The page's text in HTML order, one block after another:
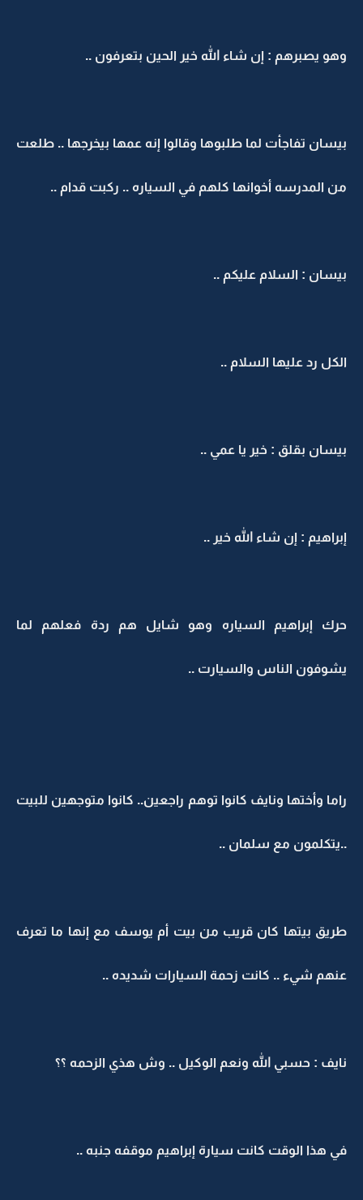
وهو يصبرهم : إن شاء الله خير الحين بتعرفون ..
بيسان تفاجأت لما طلبوها وقالوا إنه عمها بيخرجها .. طلعت
من المدرسه أخوانها كلهم في السياره .. ركبت قدام ..
بيسان : السلام عليكم ..
الكل رد عليها السلام ..
بيسان بقلق : خير يا عمي ..
إبراهيم : إن شاء الله خير ..
حرك إبراهيم السياره وهو شايل هم ردة فعلهم لما
يشوفون الناس والسيارت ..
راما وأختها ونايف كانوا توهم راجعين.. كانوا متوجهين للبيت
..يتكلمون مع سلمان ..
طريق بيتها كان قريب من بيت أم يوسف مع إنها ما تعرف
عنهم شيء .. كانت زحمة السيارات شديده ..
نايف : حسبي الله ونعم الوكيل .. وش هذي الزحمه ؟؟
في هذا الوقت كانت سيارة إبراهيم موقفه جنبه ..